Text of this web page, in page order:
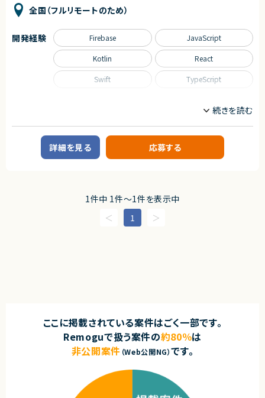
全国（フルリモートのため）
プロジェクトリーダー
フロントエンドエンジニア
■企業概要
既存Webサービスをベースに、ユーザー利便性向上およびモバイル最適化
を目的としたWebView型モバイルアプリの開発プロジェクトです。
・各種テスト（結合／端末／パフォーマンス）
要件定義～設計～開発～テスト～ストア申請まで一貫して担当いただきま
開発経験 Firebase JavaScript
Kotlin React
Swift TypeScript
詳細を見る 応募する
1件中 1件〜1件を表示中
1
ここに掲載されている案件はごく一部です。
Remoguで扱う案件の約80％は
非公開案件 （Web公開NG）です。